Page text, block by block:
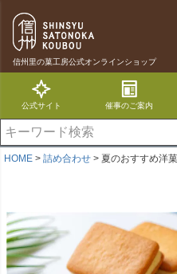
信州里の菓工房公式オンラインショップ
公式サイト 催事のご案内
HOME 詰め合わせ 夏のおすすめ洋